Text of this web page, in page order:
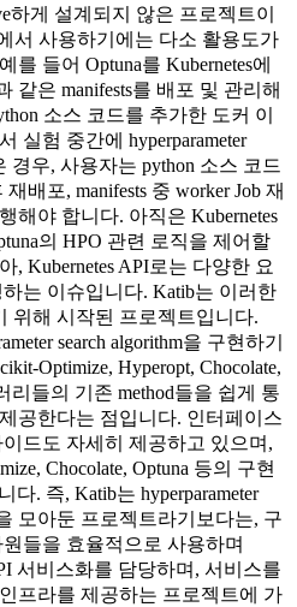
하게 설계되지 않은 프로젝트이
서 사용하기에는 다소 활용도가
들어 Optuna를 Kubernetes에
같은 manifests를 배포 및 관리해
소스 코드를 추가한 도커 이
실험 중간에 hyperparameter
경우, 사용자는 python 소스 코드
배포, manifests 중 worker Job 재
해야 합니다. 아직은 Kubernetes
의 HPO 관련 로직을 제어할
, Kubernetes API로는 다양한 요
는 이슈입니다. Katib는 이러한
위해 시작된 프로젝트입니다.
search algorithm을 구현하기
Optimize, Hyperopt, Chocolate,
리들의 기존 method들을 쉽게 통
공한다는 점입니다. 인터페이스
드도 자세히 제공하고 있으며,
Chocolate, Optuna 등의 구현
. 즉, Katib는 hyperparameter
모아둔 프로젝트라기보다는, 구
들을 효율적으로 사용하며
서비스화를 담당하며, 서비스를
프라를 제공하는 프로젝트에 가